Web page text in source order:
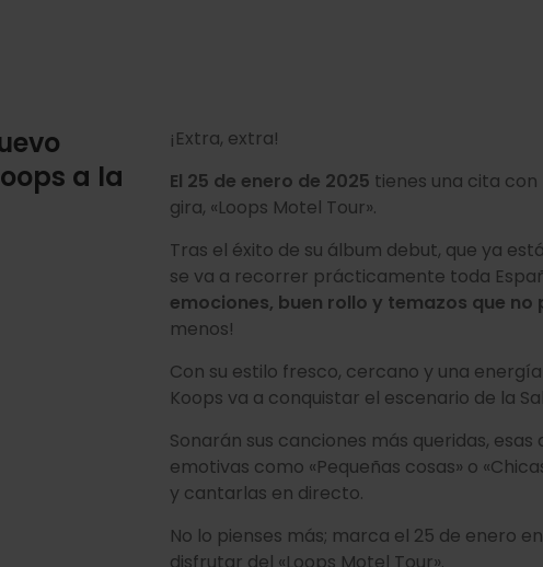
a la
¡Extra, extra!
El 25 de enero de 2025 tienes una cita con
gira, «Loops Motel Tour».
Tras el éxito de su álbum debut, que ya
se va a recorrer prácticamente toda
emociones, buen rollo y temazos que
menos!
Con su estilo fresco, cercano y una
Koops va a conquistar el escenario de la
Sonarán sus canciones más queridas,
emotivas como «Pequeñas cosas» o
y cantarlas en directo.
No lo pienses más; marca el 25 de enero